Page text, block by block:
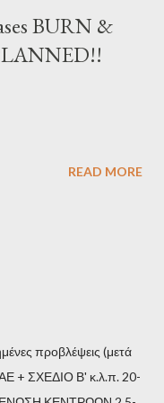
BURN &
READ MORE
προβλέψεις (μετά
+ ΣΧΕΔΙΟ Β' κ.λ.π. 20-